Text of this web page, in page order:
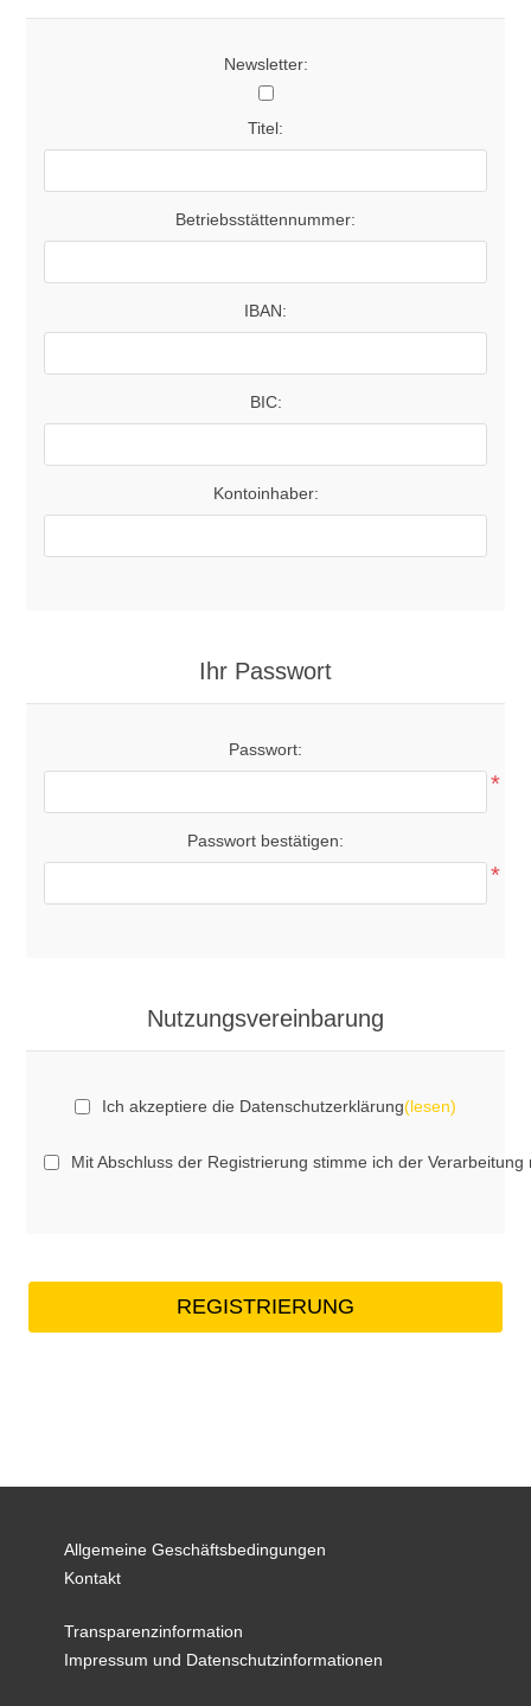
Newsletter:
Titel:
Betriebsstättennummer:
IBAN:
BIC:
Kontoinhaber:
Ihr Passwort
Passwort:
*
Passwort bestätigen:
*
Nutzungsvereinbarung
Ich akzeptiere die Datenschutzerklärung(lesen)
Mit Abschluss der Registrierung stimme ich der
Allgemeine Geschäftsbedingungen
Kontakt
Transparenzinformation
Impressum und Datenschutzinformationen